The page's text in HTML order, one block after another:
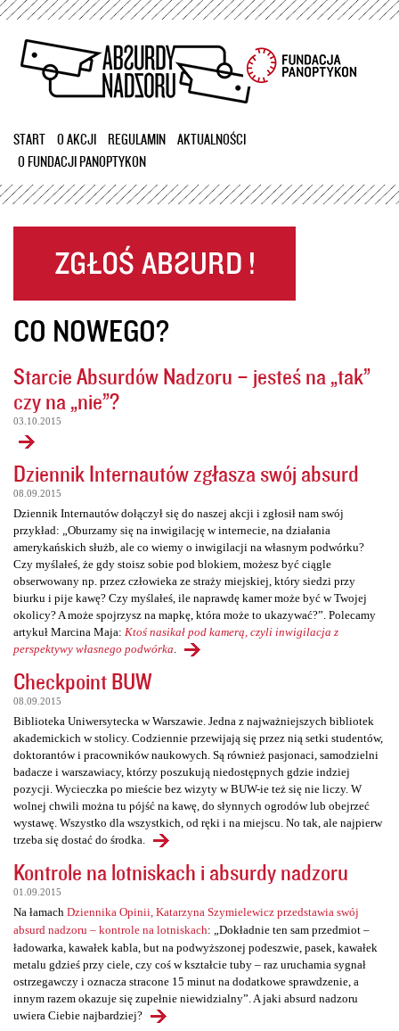
Przejdź
treści
START O AKCJI REGULAMIN
AKTUALNOŚCI
O FUNDACJI PANOPTYKON
CO NOWEGO?
Starcie Absurdów Nadzoru – jesteś na „tak”
czy na „nie”?
03.10.2015
Dziennik Internautów zgłasza swój absurd
08.09.2015
Dziennik Internautów dołączył się do naszej akcji i zgłosił nam swój
przykład: „Oburzamy się na inwigilację w internecie, na działania
amerykańskich służb, ale co wiemy o inwigilacji na własnym podwórku?
Czy myślałeś, że gdy stoisz sobie pod blokiem, możesz być ciągle
obserwowany np. przez człowieka ze straży miejskiej, który siedzi przy
biurku i pije kawę? Czy myślałeś, ile naprawdę kamer może być w Twojej
okolicy? A może spojrzysz na mapkę, która może to ukazywać?”. Polecamy
artykuł Marcina Maja: Ktoś nasikał pod kamerą, czyli inwigilacja z
perspektywy własnego podwórka
Checkpoint BUW
08.09.2015
Biblioteka Uniwersytecka w Warszawie. Jedna z najważniejszych bibliotek
akademickich w stolicy. Codziennie przewijają się przez nią setki studentów,
doktorantów i pracowników naukowych. Są również pasjonaci, samodzielni
badacze i warszawiacy, którzy poszukują niedostępnych gdzie indziej
pozycji. Wycieczka po mieście bez wizyty w BUW-ie też się nie liczy. W
wolnej chwili można tu pójść na kawę, do słynnych ogrodów lub obejrzeć
wystawę. Wszystko dla wszystkich, od ręki i na miejscu. No tak, ale najpierw
trzeba się dostać do środka.
Kontrole na lotniskach i absurdy nadzoru
01.09.2015
Na łamach Dziennika Opinii, Katarzyna Szymielewicz przedstawia swój
absurd nadzoru – kontrole na lotniskach: „Dokładnie ten sam przedmiot –
ładowarka, kawałek kabla, but na podwyższonej podeszwie, pasek, kawałek
metalu gdzieś przy ciele, czy coś w kształcie tuby – raz uruchamia sygnał
ostrzegawczy i oznacza stracone 15 minut na dodatkowe sprawdzenie, a
innym razem okazuje się zupełnie niewidzialny”. A jaki absurd nadzoru
uwiera Ciebie najbardziej?